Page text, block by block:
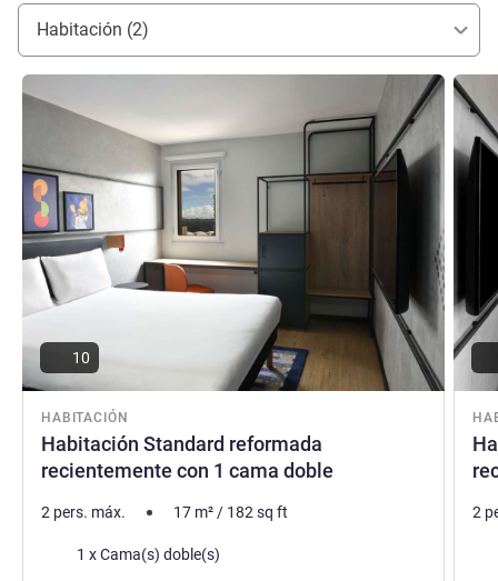
magnífica. ¡Akwaba y bienvenido a Abiyán!
Sandra DOGBO, Gestión hotelera
Habitación (2)
HABITACIÓN
Habitación Standard reformada
recientemente con 1 cama doble
Más información
10
2 pers. máx. 17 m²/ 182sq ft
Ropa de cama
1 x Cama(s) doble(s)
Más
2